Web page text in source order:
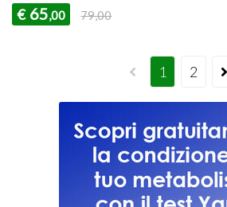
€ 65,00 79,00
1 2